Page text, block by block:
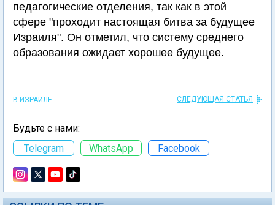
педагогические отделения, так как в этой
сфере "проходит настоящая битва за будущее
Израиля". Он отметил, что систему среднего
образования ожидает хорошее будущее.
В ИЗРАИЛЕ СЛЕДУЮЩАЯ СТАТЬЯ
Будьте с нами:
Telegram
WhatsApp Facebook